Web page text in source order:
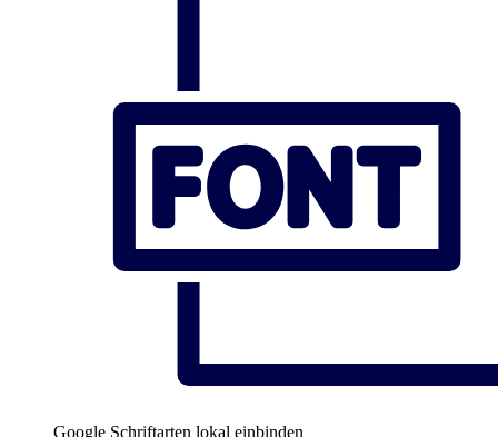
Google Schriftarten lokal einbinden